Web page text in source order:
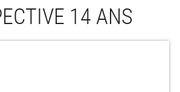
14 ANS